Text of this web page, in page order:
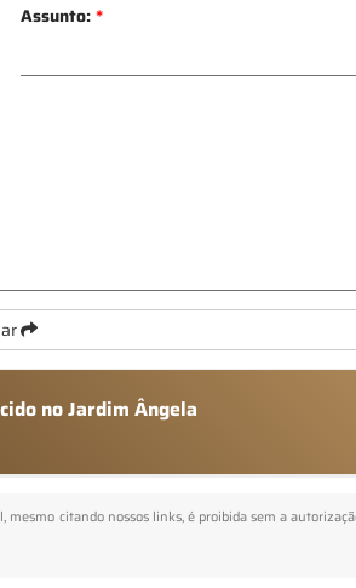
Assunto:*
no Jardim Ângela
mesmo citando nossos links, é proibida sem a